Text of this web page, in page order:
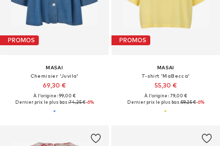
PROMOS
MASAI
Chemisier 'Juvila'
69,30 €
À l'origine : 99,00 €
Dernier prix le plus bas :74,25 €-6%
PROMOS
MASAI
T-shirt 'MaBecca'
55,30 €
À l'origine : 79,00 €
Dernier prix le plus bas :59,25 €-6%